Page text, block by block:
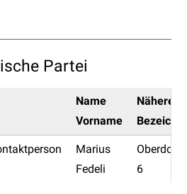
Partei
Name
Vorname
Nähere
Marius
Fedeli
6